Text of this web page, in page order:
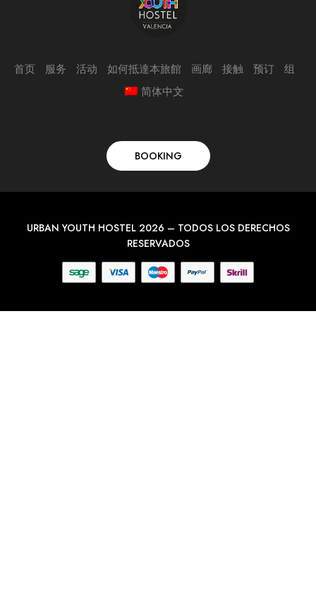
首页 服务 活动 如何抵達本旅館 画廊 接触 预订
组
简体中文
BOOKING
URBAN YOUTH HOSTEL 2026 – TODOS LOS DERECHOS
RESERVADOS